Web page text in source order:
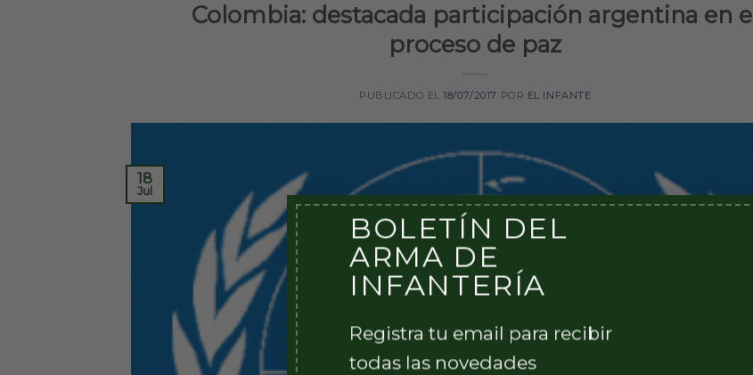
BOLETÍN DEL
ARMA DE
INFANTERÍA
Registra tu email para recibir
todas las novedades
Colombia: destacada participación argentina en el
proceso de paz
PUBLICADO EL18/07/2017 POR EL INFANTE
18
Jul